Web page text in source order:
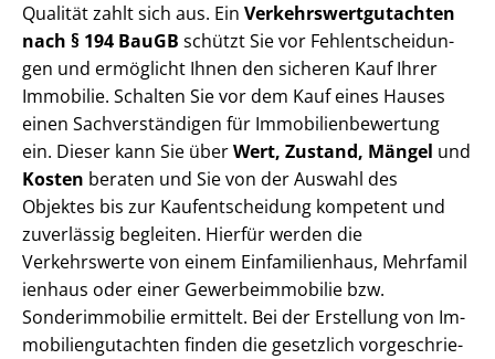
Qualität zahlt sich aus. Ein Ver­kehrs­wert­gut­ach­ten
nach § 194 BauGB schützt Sie vor Fehl­ent­schei­dun­
gen und ermöglicht Ihnen den sicheren Kauf Ihrer
Immobilie. Schalten Sie vor dem Kauf eines Hauses
einen Sach­ver­stän­di­gen für Im­mo­bi­li­en­be­wer­tung
ein. Dieser kann Sie überWert, Zustand, Mängel und
Kosten beraten und Sie von der Auswahl des
Objektes bis zur Kauf­ent­schei­dung kompetent und
zuverlässig begleiten. Hierfür werden die
Verkehrswerte von einem Einfamilienhaus, Mehr­fa­mi­l
i­en­haus oder einer Ge­wer­be­im­mo­bi­lie bzw.
Sonderimmobilie ermittelt. Bei der Erstellung von Im­
mo­bi­li­en­gut­ach­ten finden die gesetzlich vor­ge­schrie­